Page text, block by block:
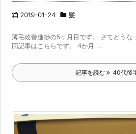
2019-01-24 髪
薄毛改善進捗の5ヶ月目です。 さてどうな
回記事はこちらです。 4か月 ...
記事を読む 40代後